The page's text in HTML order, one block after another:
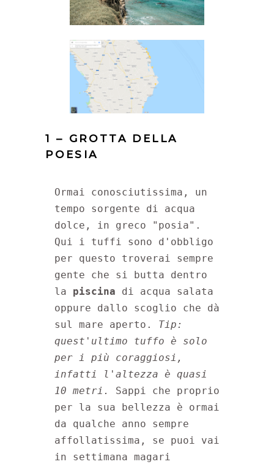
1 – GROTTA DELLA
POESIA
Ormai conosciutissima, un
tempo sorgente di acqua
dolce, in greco "posia".
Qui i tuffi sono d'obbligo
per questo troverai sempre
gente che si butta dentro
la piscina di acqua salata
oppure dallo scoglio che dà
sul mare aperto. Tip:
quest'ultimo tuffo è solo
per i più coraggiosi,
infatti l'altezza è quasi
10 metri. Sappi che proprio
per la sua bellezza è ormai
da qualche anno sempre
affollatissima, se puoi vai
in settimana magari